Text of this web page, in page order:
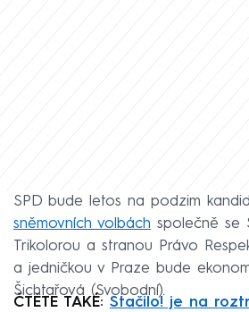
SPD bude letos na podzim
sněmovních volbách společně se
Trikolorou a stranou Právo
a jedničkou v Praze bude
Šichtařová (Svobodní).
ČTĚTE TAKÉ: Stačilo! je na